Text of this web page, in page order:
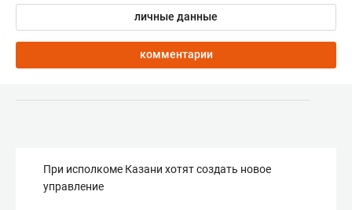
личные данные
комментарии
При исполкоме Казани хотят создать новое
управление